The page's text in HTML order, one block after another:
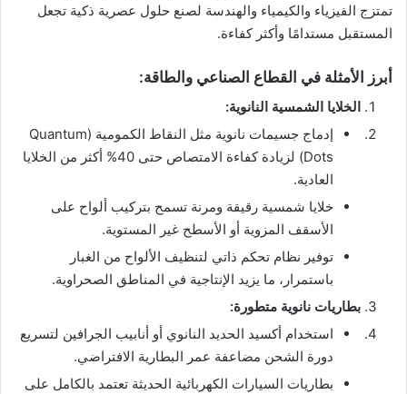
تمتزج الفيزياء والكيمياء والهندسة لصنع حلول عصرية ذكية تجعل
المستقبل مستدامًا وأكثر كفاءة.
أبرز الأمثلة في القطاع الصناعي والطاقة:
الخلايا الشمسية النانوية:
إدماج جسيمات نانوية مثل النقاط الكمومية (Quantum
Dots) لزيادة كفاءة الامتصاص حتى 40% أكثر من الخلايا
العادية.
خلايا شمسية رقيقة ومرنة تسمح بتركيب ألواح على
الأسقف المزوية أو الأسطح غير المستوية.
توفير نظام تحكم ذاتي لتنظيف الألواح من الغبار
باستمرار، ما يزيد الإنتاجية في المناطق الصحراوية.
بطاريات نانوية متطورة:
استخدام أكسيد الحديد النانوي أو أنابيب الجرافين لتسريع
دورة الشحن مضاعفة عمر البطارية الافتراضي.
بطاريات السيارات الكهربائية الحديثة تعتمد بالكامل على